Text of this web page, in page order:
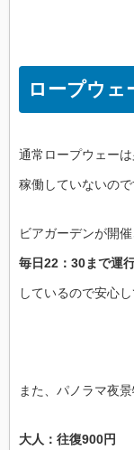
ロープウェ
通常ロープウェー
稼働していないので
ビアガーデンが開
毎日22：30まで運
しているので安心
また、パノラマ夜
大人：往復900円